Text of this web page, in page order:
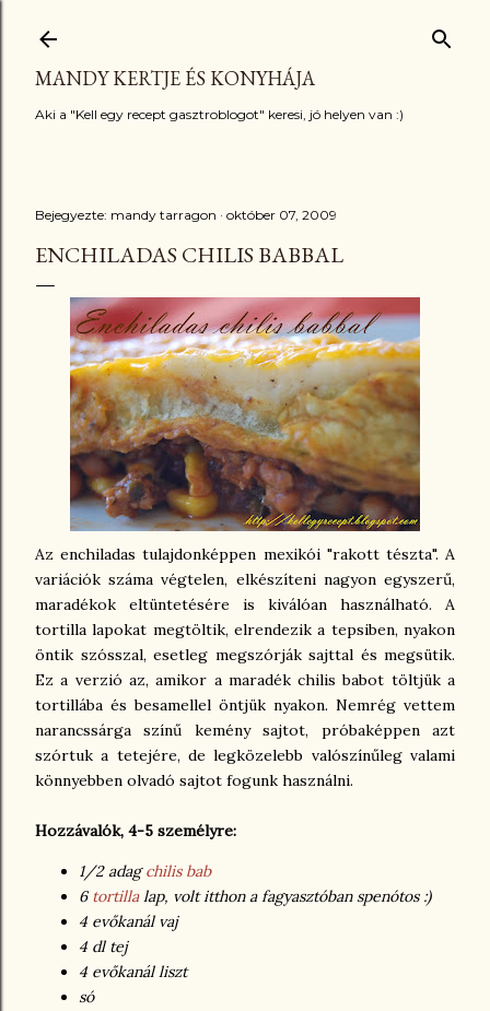
MANDY KERTJE ÉS KONYHÁJA
Aki a "Kell egy recept gasztroblogot" keresi, jó helyen van :)
Bejegyezte: mandy tarragon október 07, 2009
ENCHILADAS CHILIS BABBAL
Az enchiladas tulajdonképpen mexikói "rakott tészta". A
variációk száma végtelen, elkészíteni nagyon egyszerű,
maradékok eltüntetésére is kiválóan használható. A
tortilla lapokat megtöltik, elrendezik a tepsiben, nyakon
öntik szósszal, esetleg megszórják sajttal és megsütik.
Ez a verzió az, amikor a maradék chilis babot töltjük a
tortillába és besamellel öntjük nyakon. Nemrég vettem
narancssárga színű kemény sajtot, próbaképpen azt
szórtuk a tetejére, de legközelebb valószínűleg valami
könnyebben olvadó sajtot fogunk használni.
Hozzávalók, 4-5 személyre:
1/2 adagchilis bab
6tortillalap, volt itthon a fagyasztóban spenótos :)
4 evőkanál vaj
4 dl tej
4 evőkanál liszt
só